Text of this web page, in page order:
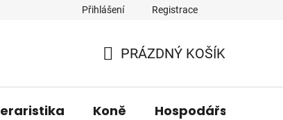
Přihlášení Registrace
KOŠÍK
PRÁZDNÝ KOŠÍK
Koně Hospodářská